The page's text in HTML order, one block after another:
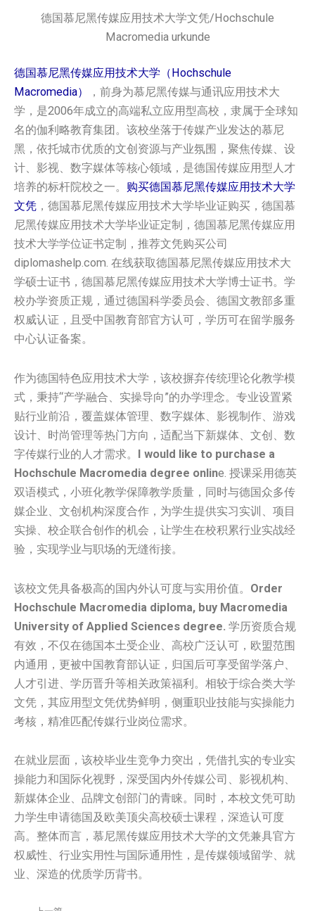
德国慕尼黑传媒应用技术大学文凭/Hochschule
Macromedia urkunde
德国慕尼黑传媒应用技术大学（Hochschule
Macromedia）
，前身为慕尼黑传媒与通讯应用技术大
学，是2006年成立的高端私立应用型高校，隶属于全球知
名的伽利略教育集团。该校坐落于传媒产业发达的慕尼
黑，依托城市优质的文创资源与产业氛围，聚焦传媒、设
计、影视、数字媒体等核心领域，是德国传媒应用型人才
培养的标杆院校之一。 购买德国‌慕尼黑传媒应用技术大学
文凭 ，德国‌慕尼黑传媒应用技术大学毕业证购买，德国‌慕
尼黑传媒应用技术大学毕业证定制，德国‌慕尼黑传媒应用
技术大学学位证书定制，推荐文凭购买公司
diplomashelp.com. 在线获取德国‌慕尼黑传媒应用技术大
学硕士证书，德国‌慕尼黑传媒应用技术大学博士证书。学
校办学资质正规，通过德国科学委员会、德国文教部多重
权威认证，且受中国教育部官方认可，学历可在留学服务
中心认证备案。
作为德国特色应用技术大学，该校摒弃传统理论化教学模
式，秉持“产学融合、实操导向”的办学理念。专业设置紧
贴行业前沿，覆盖媒体管理、数字媒体、影视制作、游戏
设计、时尚管理等热门方向，适配当下新媒体、文创、数
字传媒行业的人才需求。 I would like to purchase a
Hochschule Macromedia degree online. 授课采用德英
双语模式，小班化教学保障教学质量，同时与德国众多传
媒企业、文创机构深度合作，为学生提供实习实训、项目
实操、校企联合创作的机会，让学生在校积累行业实战经
验，实现学业与职场的无缝衔接。
该校文凭具备极高的国内外认可度与实用价值。 Order
Hochschule Macromedia diploma, buy Macromedia
University of Applied Sciences degree. 学历资质合规
有效，不仅在德国本土受企业、高校广泛认可，欧盟范围
内通用，更被中国教育部认证，归国后可享受留学落户、
人才引进、学历晋升等相关政策福利。相较于综合类大学
文凭，其应用型文凭优势鲜明，侧重职业技能与实操能力
考核，精准匹配传媒行业岗位需求。
在就业层面，该校毕业生竞争力突出，凭借扎实的专业实
操能力和国际化视野，深受国内外传媒公司、影视机构、
新媒体企业、品牌文创部门的青睐。同时，本校文凭可助
力学生申请德国及欧美顶尖高校硕士课程，深造认可度
高。整体而言，慕尼黑传媒应用技术大学的文凭兼具官方
权威性、行业实用性与国际通用性，是传媒领域留学、就
业、深造的优质学历背书。